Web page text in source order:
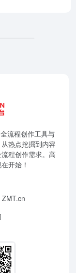
流程创作工具与
热点挖掘到内容
程创作需求。高
开始！